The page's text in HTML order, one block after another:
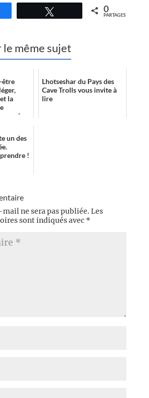
0
PARTAGES
même sujet
être
la
Lhotseshar du Pays des
Cave Trolls vous invite à
lire
un des
!
ne sera pas publiée. Les
sont indiqués avec *